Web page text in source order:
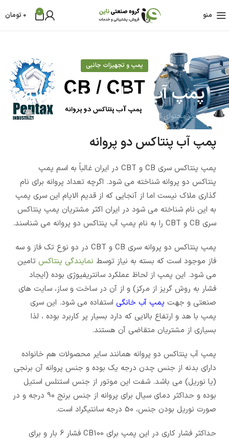
منو 0
0 تومان
پمپ و تجهیزات جانبی
پمپ آب پنتاکس دو پروانه
مدیر محتوای آی ناین آخرین بروز رسانی 04 آذر - 1403 0
پمپ آب پنتاکس دو پروانه
پمپ پنتاکس سری CB و CBT در ایران غالباً به اسم پمپ
پنتاکس دو پروانه شناخته می شود. اگرچه تعداد پروانه برای نام
گذاری ملاک نیست اما از آنجایی که از قدیم الایام این سری پمپ
به این نام شناخته می شود در ایران اکثر مشتریان پمپ پنتاکس
سری CB و CBT را به نام پمپ آب پنتاکس دو پروانه می شناسند.
پمپ پنتاکس دو پروانه سری CB و CBT در دو نوع تک فاز و سه
فاز موجود است که بسته به نیاز توسط نمایندگی پنتاکس تامین
می شود. این پمپ از لحاظ عملکرد سانتریفیوژی بوده (ایجاد
فشار به روش گریز از مرکز) و از آن در ساخت و ساز، سایت های
صنعتی و جهت پمپ آب خانگی استفاده می شود. این سری
پمپ با هد و ارتفاع بالایی که دارد بسیار پر کاربرد بوده ، لذا
بسیاری از مشتریان متقاضی آن هستند.
پمپ آب پنتاکس دو پروانه همانند سایر محصولات هم خانواده
دارای بدنه از جنس چدن درجه یک بوده و جنس پروانه آن برنجی
(یا نوریل) می باشد. شفت این موتور از جنس استنلس استیل
بوده و حداکثر دمای سیال برای پروانه از جنس برنج 90 درجه و در
صورت نوریل بودن جنس، 50 درجه سانتیگراد است.
حداکثر فشار کاری در این پمپ برای CB100 فشار 6 بار و برای